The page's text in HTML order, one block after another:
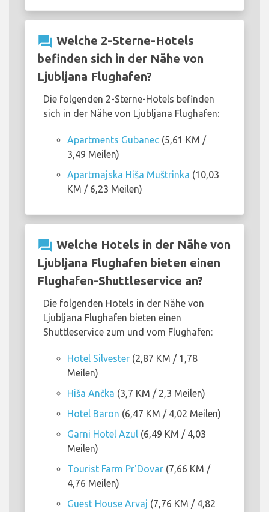
question_answer Welche 2-Sterne-Hotels
befinden sich in der Nähe von
Ljubljana Flughafen?
Die folgenden 2-Sterne-Hotels befinden
sich in der Nähe von Ljubljana Flughafen:
Apartments Gubanec (5,61 KM /
3,49 Meilen)
Apartmajska Hiša Muštrinka (10,03
KM / 6,23 Meilen)
question_answer Welche Hotels in der Nähe von
Ljubljana Flughafen bieten einen
Flughafen-Shuttleservice an?
Die folgenden Hotels in der Nähe von
Ljubljana Flughafen bieten einen
Shuttleservice zum und vom Flughafen:
Hotel Silvester (2,87 KM / 1,78
Meilen)
Hiša Ančka (3,7 KM / 2,3 Meilen)
Hotel Baron (6,47 KM / 4,02 Meilen)
Garni Hotel Azul (6,49 KM / 4,03
Meilen)
Tourist Farm Pr'Dovar (7,66 KM /
4,76 Meilen)
Guest House Arvaj (7,76 KM / 4,82